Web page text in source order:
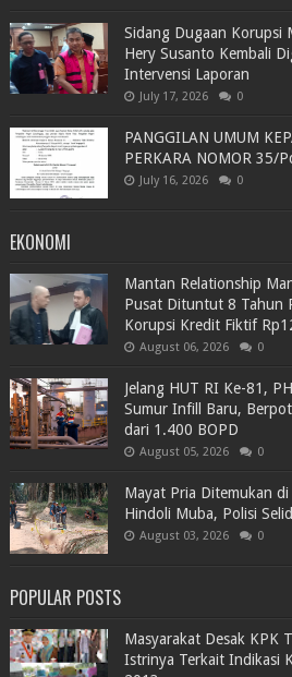
Sidang Dugaan Korupsi
Hery Susanto Kembali
Intervensi Laporan
July 17, 2026 0
PANGGILAN UMUM
PERKARA NOMOR 35/
July 16, 2026 0
EKONOMI
Mantan Relationship
Pusat Dituntut 8 Tahun
Korupsi Kredit Fiktif
August 06, 2026 0
Jelang HUT RI Ke-81,
Sumur Infill Baru,
dari 1.400 BOPD
August 05, 2026 0
Mayat Pria Ditemukan
Hindoli Muba, Polisi
August 03, 2026 0
POPULAR POSTS
Masyarakat Desak KPK
Istrinya Terkait Indikasi